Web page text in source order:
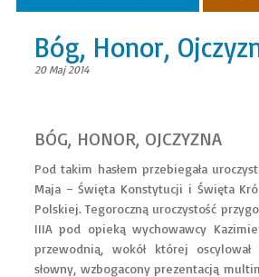
Bóg, Honor,
20 Maj 2014
BÓG, HONOR, OJCZYZNA
Pod takim hasłem przebiegała
Maja – Święta Konstytucji i Święta
Polskiej. Tegoroczną uroczystość
IIIA pod opieką wychowawcy
przewodnią, wokół której oscylował
słowny, wzbogacony prezentacją